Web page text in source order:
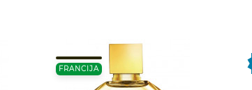
FRANCIJA